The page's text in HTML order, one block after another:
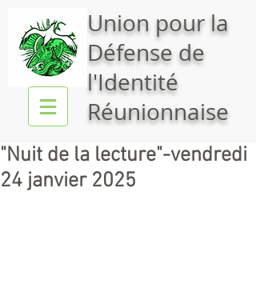
Union pour la
Défense de
l'Identité
Réunionnaise
"Nuit de la lecture"-vendredi
24 janvier 2025